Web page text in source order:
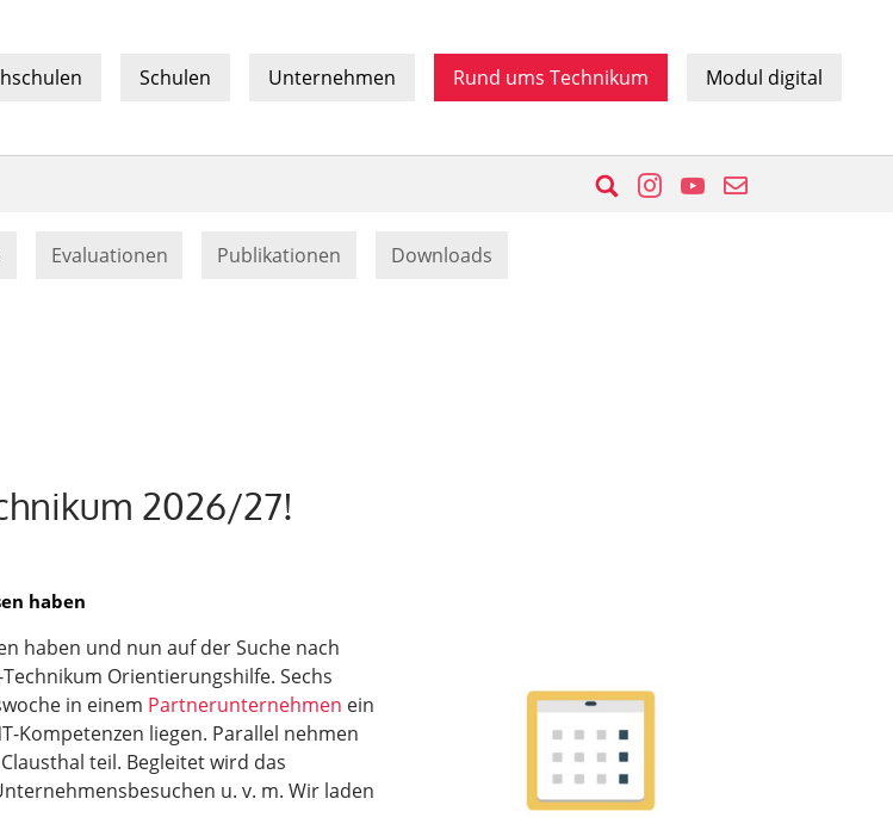
Schulen Unternehmen Rund ums Technikum Modul digital
SucheInstagram
YouTube
E-Mail
Evaluationen Publikationen Downloads
2026/27!
haben
haben und nun auf der Suche nach
Orientierungshilfe. Sechs
in einem Partnerunternehmen ein
Kompetenzen liegen. Parallel nehmen
teil. Begleitet wird das
u. v. m. Wir laden